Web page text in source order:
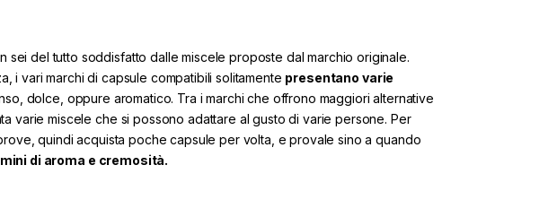
sei del tutto soddisfatto dalle miscele proposte dal marchio originale.
i vari marchi di capsule compatibili solitamente presentano varie
dolce, oppure aromatico. Tra i marchi che offrono maggiori alternative
varie miscele che si possono adattare al gusto di varie persone. Per
quindi acquista poche capsule per volta, e provale sino a quando
di aroma e cremosità.